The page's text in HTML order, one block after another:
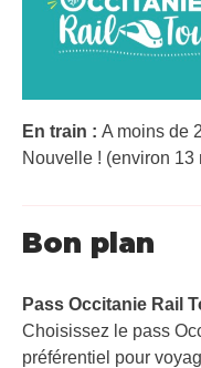
En train : A moins de
Nouvelle ! (environ 13
Bon plan
Pass Occitanie Rail
Choisissez le pass
préférentiel pour